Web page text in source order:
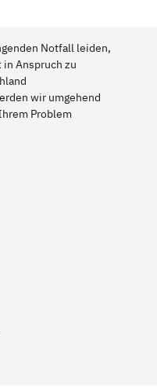
Notfall leiden,
Anspruch zu
wir umgehend
Problem